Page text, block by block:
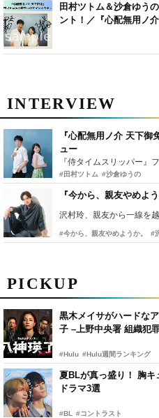
PICKUP
黒木メイサがハードな
子 –上野中央署 組織犯
#Hulu #Hulu週間ランキング
夏BLが真っ盛り！ 胸キ
ドラマ3選
#BL #コントラスト
INTERVIEW
『心配無用ノ介 天下
ュー
#田村ツトム #沙倉ゆうの
『今から、親友やめよ
沢村玲、親友から一線を
#今から、親友やめようか。 #
田村ツトム＆沙倉ゆう
ント！／『心配無用ノ介